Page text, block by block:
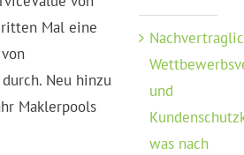
Mal eine
Neu hinzu
Maklerpools
und
was nach